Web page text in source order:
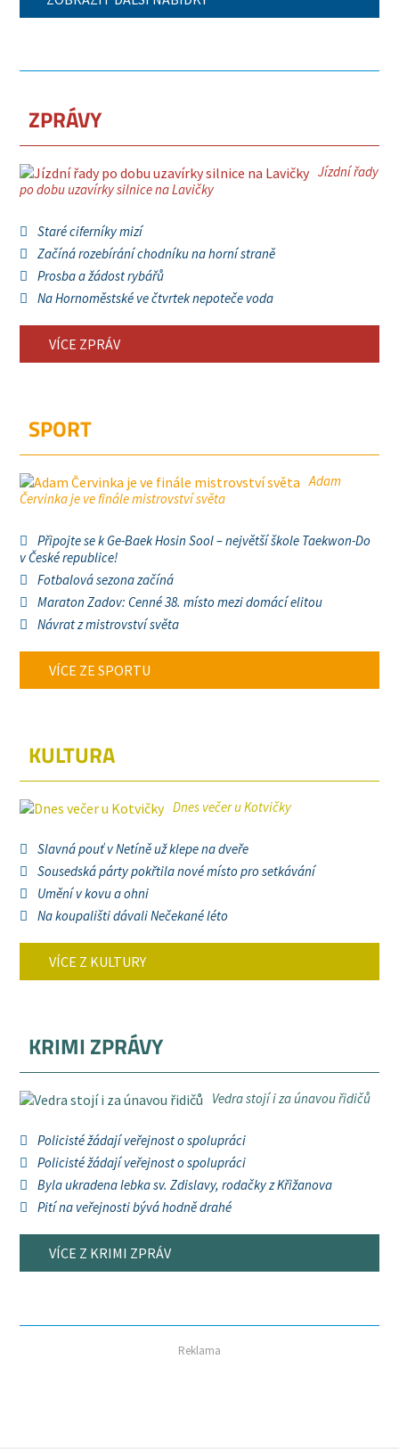
ZPRÁVY
Jízdní řady
po dobu uzavírky silnice na Lavičky
Staré ciferníky mizí
Začíná rozebírání chodníku na horní straně
Prosba a žádost rybářů
Na Hornoměstské ve čtvrtek nepoteče voda
VÍCE ZPRÁV
SPORT
Adam
Červinka je ve finále mistrovství světa
Připojte se k Ge-Baek Hosin Sool – největší škole Taekwon-Do
v České republice!
Fotbalová sezona začíná
Maraton Zadov: Cenné 38. místo mezi domácí elitou
Návrat z mistrovství světa
VÍCE ZE SPORTU
KULTURA
Dnes večer u Kotvičky
Slavná pouť v Netíně už klepe na dveře
Sousedská párty pokřtila nové místo pro setkávání
Umění v kovu a ohni
Na koupališti dávali Nečekané léto
VÍCE Z KULTURY
KRIMI ZPRÁVY
Vedra stojí i za únavou řidičů
Policisté žádají veřejnost o spolupráci
Policisté žádají veřejnost o spolupráci
Byla ukradena lebka sv. Zdislavy, rodačky z Křižanova
Pití na veřejnosti bývá hodně drahé
VÍCE Z KRIMI ZPRÁV
Reklama